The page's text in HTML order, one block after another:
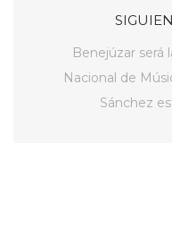
Benejúzar será
Nacional de
Sánchez